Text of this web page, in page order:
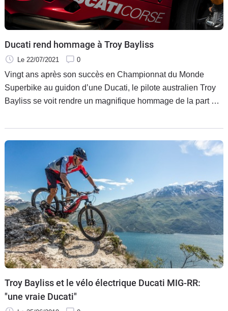
Scooters
125
Marques
Services
Ducati rend hommage à Troy Bayliss
Le 22/07/2021 0
Vingt ans après son succès en Championnat du Monde
Superbike au guidon d’une Ducati, le pilote australien Troy
Bayliss se voit rendre un magnifique hommage de la part de
Panigale V2 Bayliss 1st Championship 20th Anniversary
célèbre le premier des trois titres mondiaux remportés par
Troy Bayliss et le vélo électrique Ducati MIG-RR:
"une vraie Ducati"